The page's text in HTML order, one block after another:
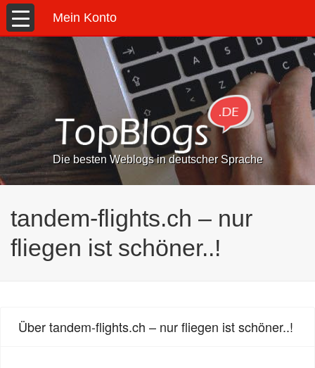
Mein Konto
Die besten Weblogs in deutscher Sprache
tandem-flights.ch – nur
fliegen ist schöner..!
Über tandem-flights.ch – nur fliegen ist schöner..!